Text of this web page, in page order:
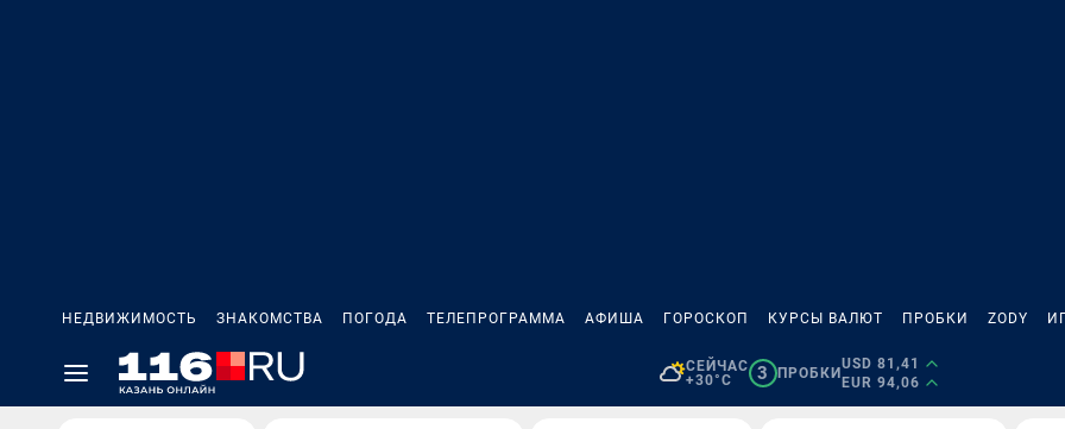
НЕДВИЖИМОСТЬ ЗНАКОМСТВА ПОГОДА ТЕЛЕПРОГРАММА АФИША ГОРОСКОП КУРСЫ ВАЛЮТ ПРОБКИ ZODY
СЕЙЧАС
+30°C
3 ПРОБКИ
USD 81,41
EUR 94,06